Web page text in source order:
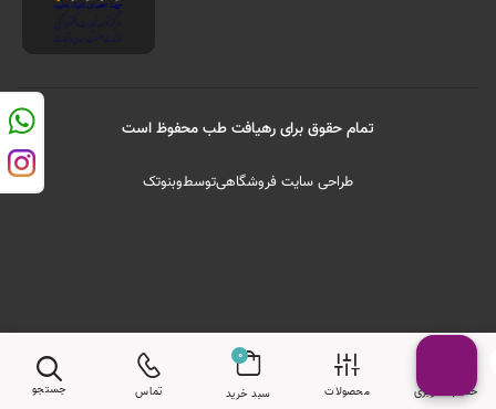
تمام حقوق برای رهیافت طب محفوظ است
طراحی سایت فروشگاهیتوسطوبنوتک
حساب کاربری محصولات
0
سبد خرید تماس جستجو